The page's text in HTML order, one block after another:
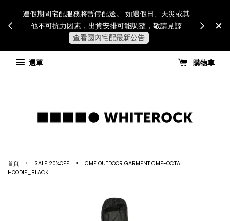
連假期間宅配服務將暫停配送。 如遇假日、天災或其
他不可抗力因素，出貨安排可能調整，敬請見諒
查看國內宅配最新公告
for all
國
選單
購物車
首頁 › SALE 20%OFF ›
CMF OUTDOOR GARMENT CMF-OCTA
HOODIE_BLACK